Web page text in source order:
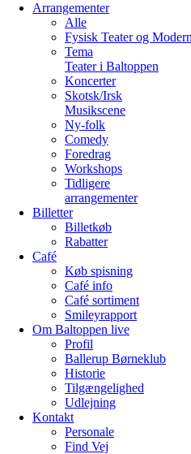
Arrangementer
Alle
Fysisk Teater og
Tema
Teater i Baltoppen
Koncerter
Skotsk/Irsk
Musikscene
Ny-folk
Comedy
Foredrag
Workshops
Tidligere
arrangementer
Billetter
Billetkøb
Rabatter
Café
Køb spisning
Café info
Café sortiment
Smileyrapport
Om Baltoppen live
Profil
Ballerup Børneklub
Historie
Tilgængelighed
Udlejning
Kontakt
Personale
Find Vej